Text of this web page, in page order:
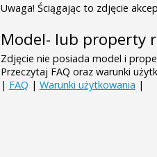
Uwaga! Ściągając to zdjęcie
Model- lub property
Zdjęcie nie posiada model i
Przeczytaj FAQ oraz warunki
| FAQ | Warunki użytkowania |